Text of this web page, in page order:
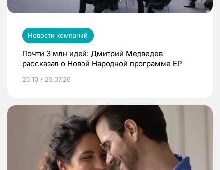
Новости компаний
Почти 3 млн идей: Дмитрий Медведев
рассказал о Новой Народной программе ЕР
20:10 / 25.07.26